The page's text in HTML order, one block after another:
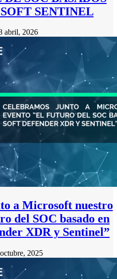
SENTINEL
abril, 2026
a Microsoft nuestro
del SOC basado en
XDR y Sentinel”
2025